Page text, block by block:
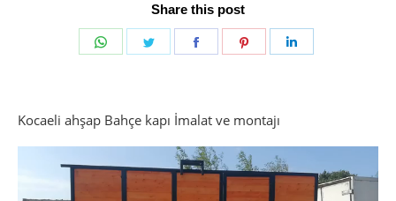
Share this post
Share
Share
Share
Share
Kocaeli ahşap Bahçe kapı İmalat ve montajı